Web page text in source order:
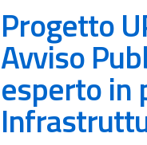
Progetto
Avviso
esperto in